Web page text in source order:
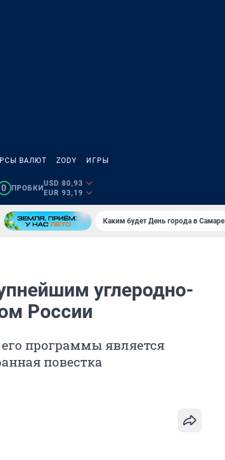
ВАЛЮТ ZODY ИГРЫ
0 ПРОБКИ
USD 80,93
EUR 93,19
Каким будет День города в Самаре
углеродно-
России
программы является
повестка